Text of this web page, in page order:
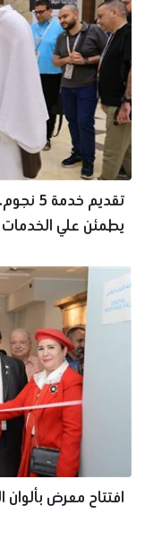
تقديم
يطمئن علي
افتتاح معرض